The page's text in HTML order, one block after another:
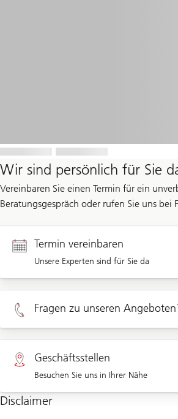
Wir sind persönlich für Sie
Vereinbaren Sie einen Termin für ein
Beratungsgespräch oder rufen Sie uns bei
Termin vereinbaren
Unsere Experten sind für Sie da
Termin Privatkunden
Termin Unternehmenskunden
Fragen zu unseren
Privatkunden 0800 002 557
Unternehmen 0844 853 002
Geschäftsstellen
Besuchen Sie uns in Ihrer Nähe
Geschäftsstellen
Disclaimer